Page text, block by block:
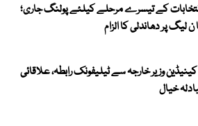
کے تیسرے مرحلے کیلئے پولنگ جاری؛
ن لیگ پر دھاندلی کا الزام
وزیر خارجہ سے ٹیلیفونک رابطہ، علاقائی
خیال